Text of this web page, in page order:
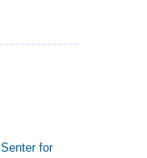
Senter for